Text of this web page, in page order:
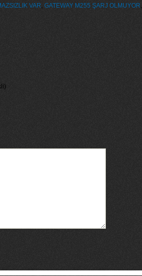
VAR, GATEWAY M255 ŞARJ OLMUYOR,